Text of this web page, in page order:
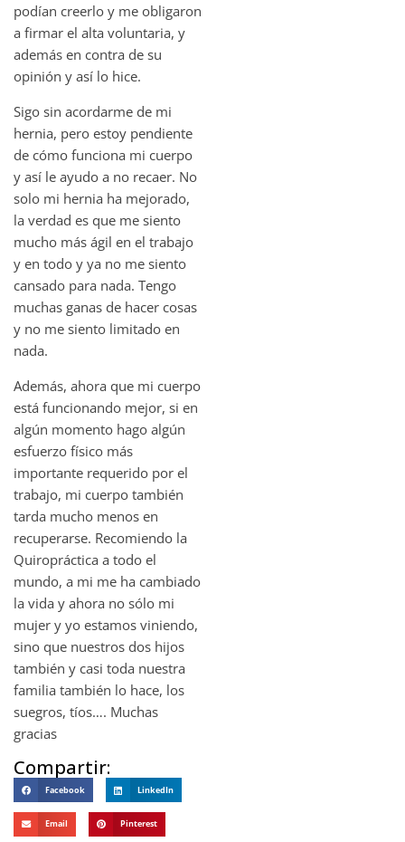
podían creerlo y me obligaron
a firmar el alta voluntaria, y
además en contra de su
opinión y así lo hice.
Sigo sin acordarme de mi
hernia, pero estoy pendiente
de cómo funciona mi cuerpo
y así le ayudo a no recaer. No
solo mi hernia ha mejorado,
la verdad es que me siento
mucho más ágil en el trabajo
y en todo y ya no me siento
cansado para nada. Tengo
muchas ganas de hacer cosas
y no me siento limitado en
nada.
Además, ahora que mi cuerpo
está funcionando mejor, si en
algún momento hago algún
esfuerzo físico más
importante requerido por el
trabajo, mi cuerpo también
tarda mucho menos en
recuperarse. Recomiendo la
Quiropráctica a todo el
mundo, a mi me ha cambiado
la vida y ahora no sólo mi
mujer y yo estamos viniendo,
sino que nuestros dos hijos
también y casi toda nuestra
familia también lo hace, los
suegros, tíos…. Muchas
gracias
Compartir:
Facebook LinkedIn
Email Pinterest